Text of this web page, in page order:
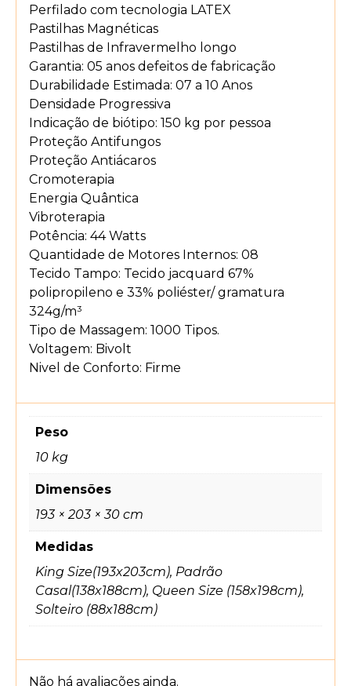
Perfilado com tecnologia LATEX
Pastilhas Magnéticas
Pastilhas de Infravermelho longo
Garantia: 05 anos defeitos de fabricação
Durabilidade Estimada: 07 a 10 Anos
Densidade Progressiva
Indicação de biótipo: 150 kg por pessoa
Proteção Antifungos
Proteção Antiácaros
Cromoterapia
Energia Quântica
Vibroterapia
Potência: 44 Watts
Quantidade de Motores Internos: 08
Tecido Tampo: Tecido jacquard 67%
polipropileno e 33% poliéster/ gramatura
324g/m³
Tipo de Massagem: 1000 Tipos.
Voltagem: Bivolt
Nivel de Conforto: Firme
Peso
10 kg
Dimensões
193 × 203 × 30 cm
Medidas
King Size(193x203cm), Padrão
Casal(138x188cm), Queen Size (158x198cm),
Solteiro (88x188cm)
Não há avaliações ainda.